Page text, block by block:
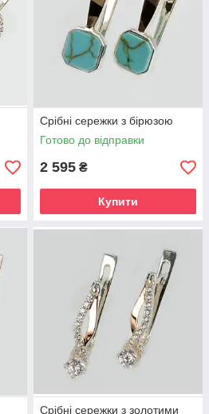
Срібні сережки з бірюзою
Готово до відправки
2 595 ₴
Купити
Срібні сережки з золотими